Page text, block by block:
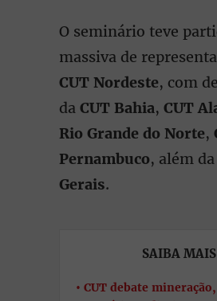
O seminário teve
massiva de
CUT Nordeste, com
da CUT Bahia, CUT
Rio Grande do Norte,
Pernambuco, além da
Gerais.
SAIBA MAIS
CUT debate